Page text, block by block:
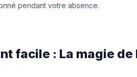
pendant votre absence.
facile : La magie